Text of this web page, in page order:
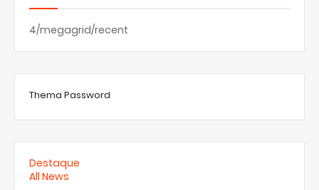
4/megagrid/recent
Thema Password
Destaque
All News